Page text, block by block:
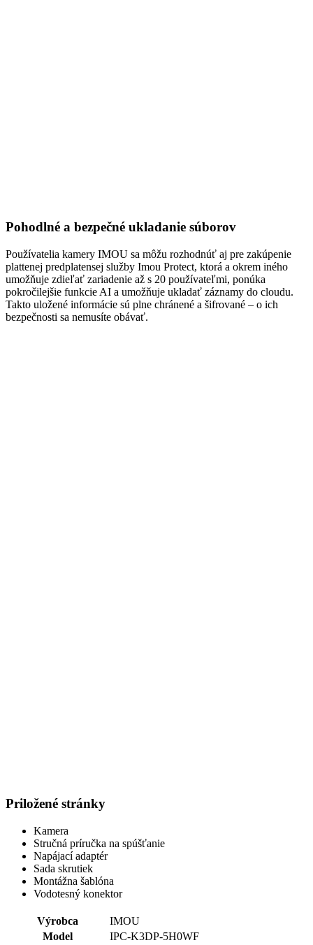
Pohodlné a bezpečné ukladanie súborov
Používatelia kamery IMOU sa môžu rozhodnúť aj pre zakúpenie
plattenej predplatensej služby Imou Protect, ktorá a okrem iného
umožňuje zdieľať zariadenie až s 20 používateľmi, ponúka
pokročilejšie funkcie AI a umožňuje ukladať záznamy do cloudu.
Takto uložené informácie sú plne chránené a šifrované – o ich
bezpečnosti sa nemusíte obávať.
Priložené stránky
Kamera
Stručná príručka na spúšťanie
Napájací adaptér
Sada skrutiek
Montážna šablóna
Vodotesný konektor
Výrobca
IMOU
Model
IPC-K3DP-5H0WF